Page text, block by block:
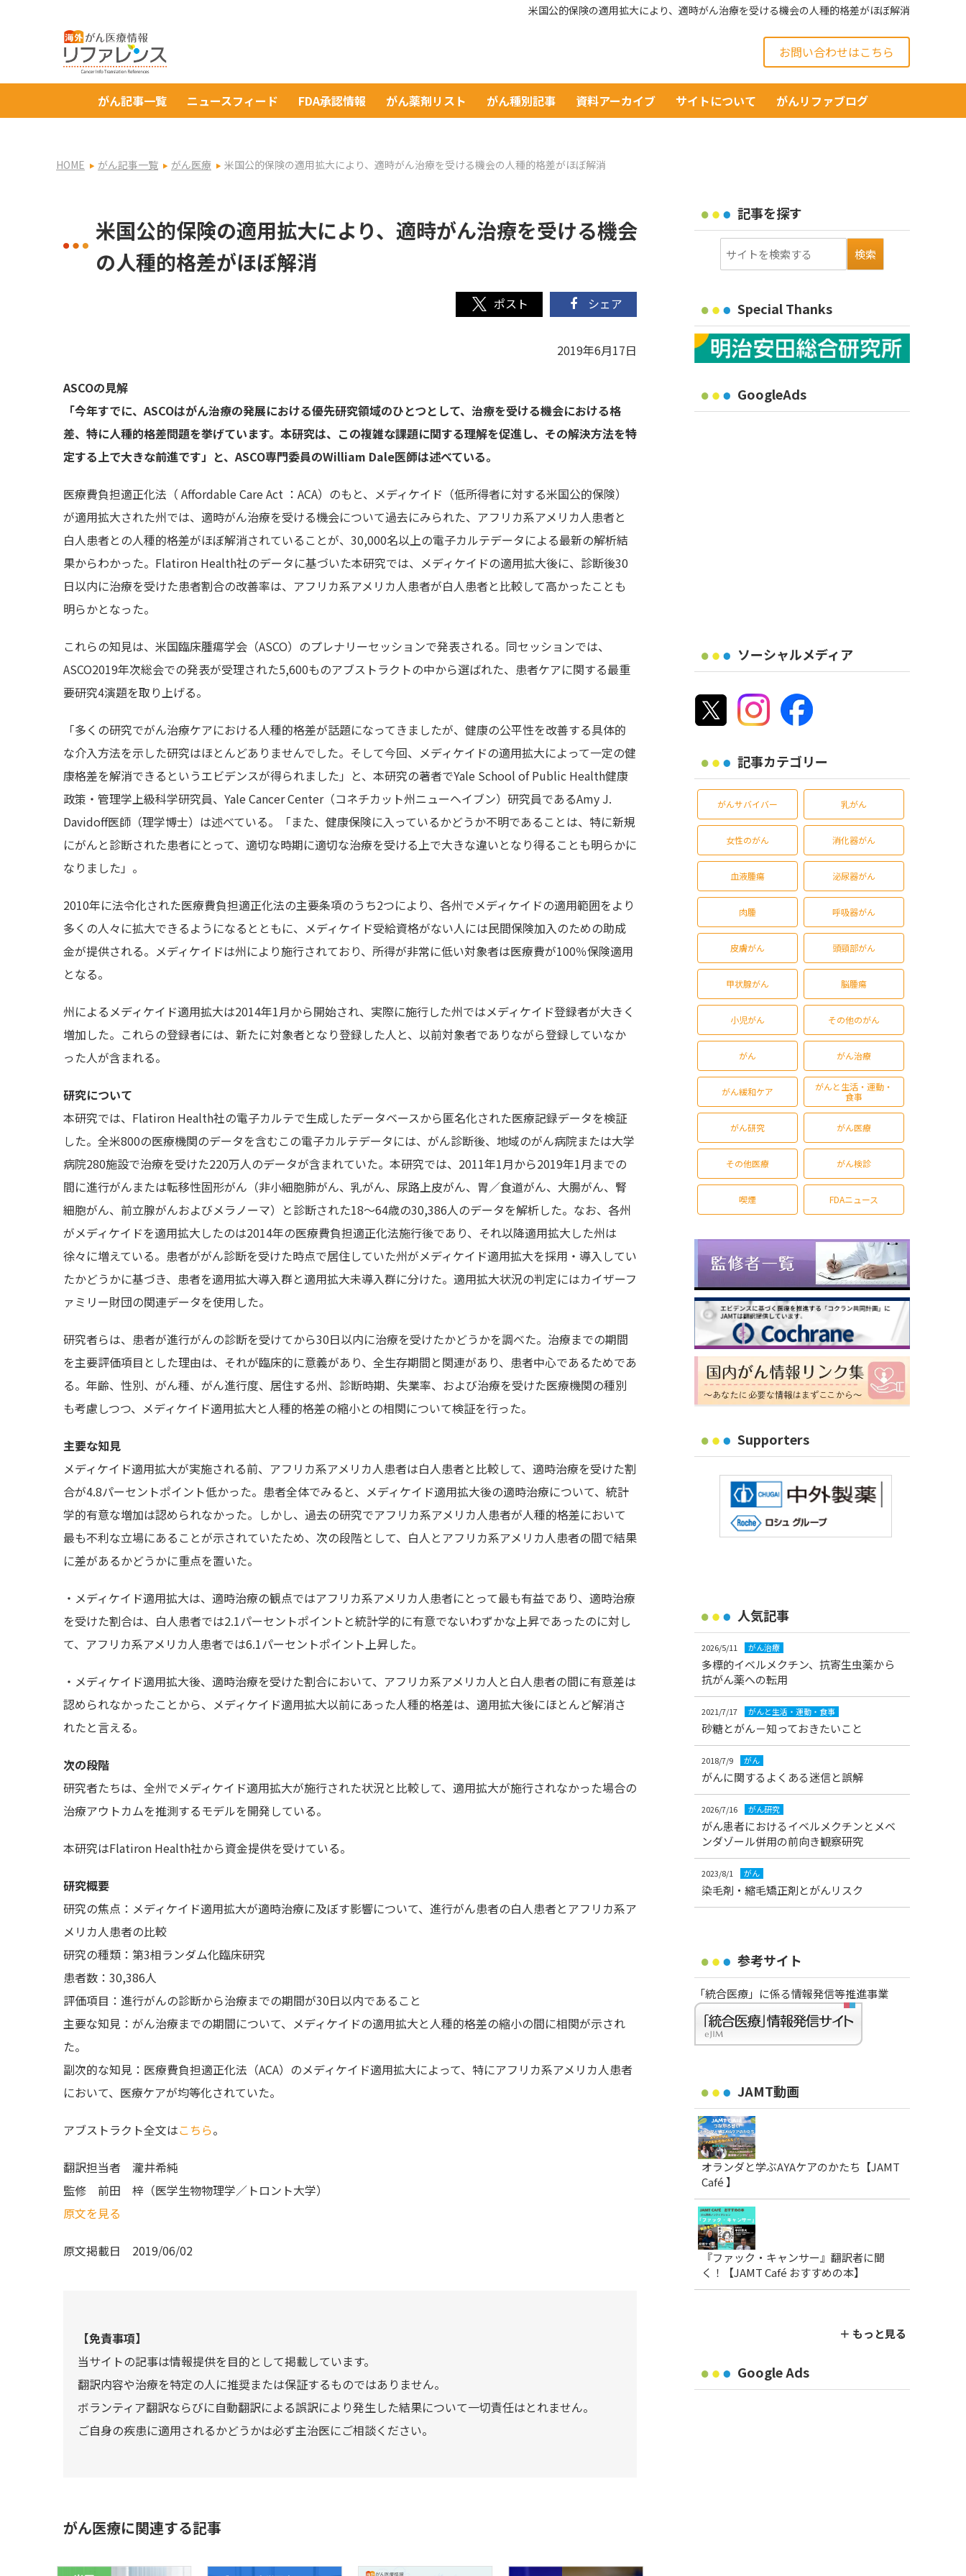
米国公的保険の適用拡大により、適時がん治療を受ける機会の人種的格差がほぼ解消
お問い合わせはこちら
がん記事一覧 ニュースフィード FDA承認情報 がん薬剤リスト がん種別記事 資料アーカイブ サイトについて がんリファブログ
HOME がん記事一覧 がん医療 米国公的保険の適用拡大により、適時がん治療を受ける機会の人種的格差がほぼ解消
米国公的保険の適用拡大により、適時がん治療を受ける機会
の人種的格差がほぼ解消
シェア
2019年6月17日
ASCOの見解
「今年すでに、ASCOはがん治療の発展における優先研究領域のひとつとして、治療を受ける機会における格
差、特に人種的格差問題を挙げています。 本研究は、この複雑な課題に関する理解を促進し、その解決方法を特
定する上で大きな前進です」と、ASCO専門委員のWilliam Dale医師は述べている。
医療費負担適正化法（ Affordable Care Act ：ACA）のもと、メディケイド（低所得者に対する米国公的保険）
が適用拡大された州では、適時がん治療を受ける機会について過去にみられた、アフリカ系アメリカ人患者と
白人患者との人種的格差がほぼ解消されていることが、30,000名以上の電子カルテデータによる最新の解析結
果からわかった。Flatiron Health社のデータに基づいた本研究では、メディケイドの適用拡大後に、診断後30
日以内に治療を受けた患者割合の改善率は、アフリカ系アメリカ人患者が白人患者と比較して高かったことも
明らかとなった。
これらの知見は、米国臨床腫瘍学会（ASCO）のプレナリーセッションで発表される。同セッションでは、
ASCO2019年次総会での発表が受理された5,600ものアブストラクトの中から選ばれた、患者ケアに関する最重
要研究4演題を取り上げる。
「多くの研究でがん治療ケアにおける人種的格差が話題になってきましたが、健康の公平性を改善する具体的
な介入方法を示した研究はほとんどありませんでした。そして今回、メディケイドの適用拡大によって一定の健
康格差を解消できるというエビデンスが得られました」と、本研究の著者でYale School of Public Health健康
政策・管理学上級科学研究員、Yale Cancer Center（コネチカット州ニューヘイブン）研究員であるAmy J.
Davidoff医師（理学博士）は述べている。「また、健康保険に入っているかどうか不明であることは、特に新規
にがんと診断された患者にとって、適切な時期に適切な治療を受ける上で大きな違いとなり得ることも明らかに
なりました」。
2010年に法令化された医療費負担適正化法の主要条項のうち2つにより、各州でメディケイドの適用範囲をより
多くの人々に拡大できるようになるとともに、メディケイド受給資格がない人には民間保険加入のための助成
金が提供される。メディケイドは州により施行されており、所得が非常に低い対象者は医療費が100％保険適用
となる。
州によるメディケイド適用拡大は2014年1月から開始され、実際に施行した州ではメディケイド登録者が大きく
増加した。これらの登録者には、新たに対象者となり登録した人と、以前対象者でありながら登録していなか
った人が含まれる。
研究について
本研究では、Flatiron Health社の電子カルテで生成したデータベースから匿名化された医療記録データを検証
した。全米800の医療機関のデータを含むこの電子カルテデータには、がん診断後、地域のがん病院または大学
病院280施設で治療を受けた220万人のデータが含まれていた。本研究では、2011年1月から2019年1月までの
間に進行がんまたは転移性固形がん（非小細胞肺がん、乳がん、尿路上皮がん、胃／食道がん、大腸がん、腎
細胞がん、前立腺がんおよびメラノーマ）と診断された18～64歳の30,386人のデータを解析した。なお、各州
がメディケイドを適用拡大したのは2014年の医療費負担適正化法施行後であり、それ以降適用拡大した州は
徐々に増えている。患者ががん診断を受けた時点で居住していた州がメディケイド適用拡大を採用・導入してい
たかどうかに基づき、患者を適用拡大導入群と適用拡大未導入群に分けた。適用拡大状況の判定にはカイザーフ
ァミリー財団の関連データを使用した。
研究者らは、患者が進行がんの診断を受けてから30日以内に治療を受けたかどうかを調べた。治療までの期間
を主要評価項目とした理由は、それが臨床的に意義があり、全生存期間と関連があり、患者中心であるためであ
る。年齢、性別、がん種、がん進行度、居住する州、診断時期、失業率、および治療を受けた医療機関の種別
も考慮しつつ、メディケイド適用拡大と人種的格差の縮小との相関について検証を行った。
主要な知見
メディケイド適用拡大が実施される前、アフリカ系アメリカ人患者は白人患者と比較して、適時治療を受けた割
合が4.8パーセントポイント低かった。患者全体でみると、メディケイド適用拡大後の適時治療について、統計
学的有意な増加は認められなかった。しかし、過去の研究でアフリカ系アメリカ人患者が人種的格差において
最も不利な立場にあることが示されていたため、次の段階として、白人とアフリカ系アメリカ人患者の間で結果
に差があるかどうかに重点を置いた。
・メディケイド適用拡大は、適時治療の観点ではアフリカ系アメリカ人患者にとって最も有益であり、適時治療
を受けた割合は、白人患者では2.1パーセントポイントと統計学的に有意でないわずかな上昇であったのに対し
て、アフリカ系アメリカ人患者では6.1パーセントポイント上昇した。
・メディケイド適用拡大後、適時治療を受けた割合において、アフリカ系アメリカ人と白人患者の間に有意差は
認められなかったことから、メディケイド適用拡大以前にあった人種的格差は、適用拡大後にほとんど解消さ
れたと言える。
次の段階
研究者たちは、全州でメディケイド適用拡大が施行された状況と比較して、適用拡大が施行されなかった場合の
治療アウトカムを推測するモデルを開発している。
本研究はFlatiron Health社から資金提供を受けている。
研究概要
研究の焦点：メディケイド適用拡大が適時治療に及ぼす影響について、進行がん患者の白人患者とアフリカ系ア
メリカ人患者の比較
研究の種類：第3相ランダム化臨床研究
患者数：30,386人
評価項目：進行がんの診断から治療までの期間が30日以内であること
主要な知見：がん治療までの期間について、メディケイドの適用拡大と人種的格差の縮小の間に相関が示され
た。
副次的な知見：医療費負担適正化法（ACA）のメディケイド適用拡大によって、特にアフリカ系アメリカ人患者
において、医療ケアが均等化されていた。
アブストラクト全文はこちら。
翻訳担当者 瀧井希純
監修 前田 梓（医学生物物理学／トロント大学）
原文を見る
原文掲載日 2019/06/02
【免責事項】
当サイトの記事は情報提供を目的として掲載しています。
翻訳内容や治療を特定の人に推奨または保証するものではありません。
ボランティア翻訳ならびに自動翻訳による誤訳により発生した結果について一切責任はとれません。
ご自身の疾患に適用されるかどうかは必ず主治医にご相談ください。
がん医療に関連する記事
記事を探す
Special Thanks
GoogleAds
ソーシャルメディア
記事カテゴリー
がんサバイバー 乳がん
女性のがん 消化器がん
血液腫瘍 泌尿器がん
肉腫 呼吸器がん
皮膚がん 頭頸部がん
甲状腺がん 脳腫瘍
小児がん その他のがん
がん がん治療
がん緩和ケア
がんと生活・運動・
食事
がん研究 がん医療
その他医療 がん検診
喫煙 FDAニュース
Supporters
人気記事
2026/5/11 がん治療
多標的イベルメクチン、抗寄生虫薬から
抗がん薬への転用
2021/7/17 がんと生活・運動・食事
砂糖とがん－知っておきたいこと
2018/7/9 がん
がんに関するよくある迷信と誤解
2026/7/16 がん研究
がん患者におけるイベルメクチンとメベ
ンダゾール併用の前向き観察研究
2023/8/1 がん
染毛剤・縮毛矯正剤とがんリスク
参考サイト
「統合医療」に係る情報発信等推進事業
JAMT動画
オランダと学ぶAYAケアのかたち【JAMT
Café 】
『ファック・キャンサー』翻訳者に聞
く！【JAMT Café おすすめの本】
＋ もっと見る
Google Ads